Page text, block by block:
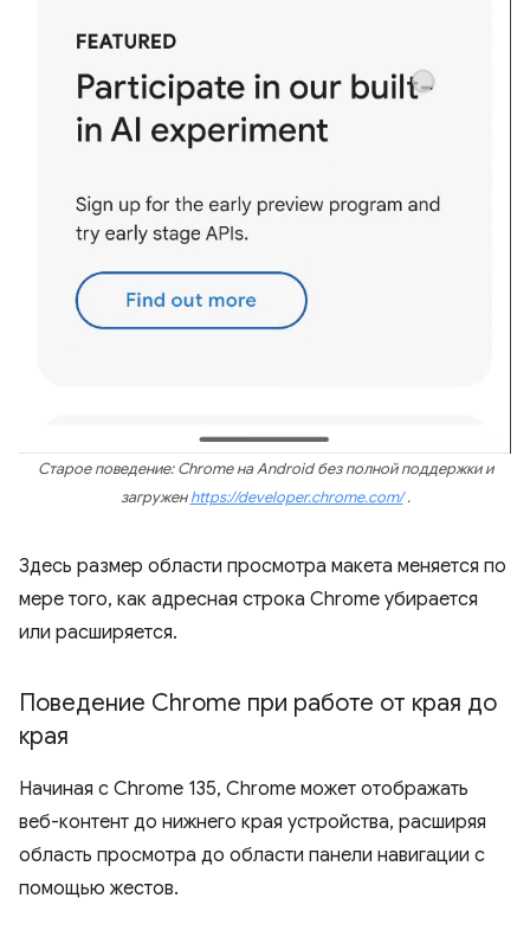
Старое поведение: Chrome на Android без полной поддержки и
загруженhttps://developer.chrome.com/.
Здесь размер области просмотра макета меняется по
мере того, как адресная строка Chrome убирается
или расширяется.
Поведение Chrome при работе от края до
края
Начиная с Chrome 135, Chrome может отображать
веб-контент до нижнего края устройства, расширяя
область просмотра до области панели навигации с
помощью жестов.